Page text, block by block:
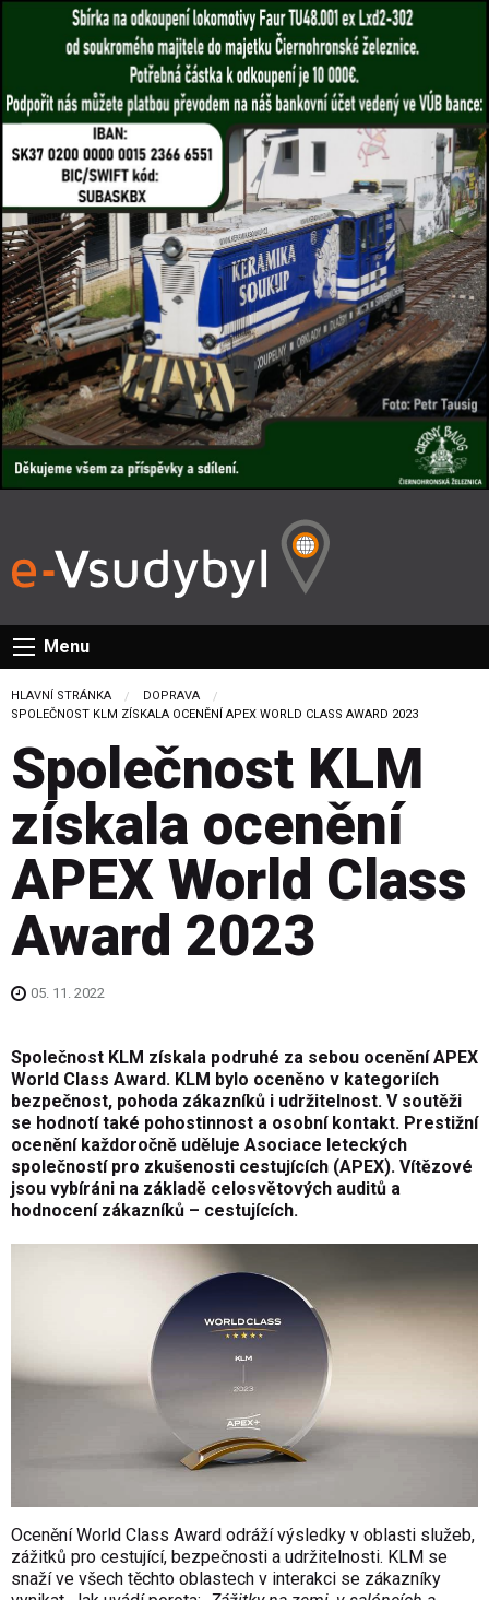
Menu
HLAVNÍ STRÁNKA
DOPRAVA
CURRENT:
SPOLEČNOST KLM ZÍSKALA OCENĚNÍ APEX WORLD CLASS AWARD 2023
Společnost KLM
získala ocenění
APEX World Class
Award 2023
05. 11. 2022
Společnost KLM získala podruhé za sebou ocenění APEX
World Class Award. KLM bylo oceněno v kategoriích
bezpečnost, pohoda zákazníků i udržitelnost. V soutěži
se hodnotí také pohostinnost a osobní kontakt. Prestižní
ocenění každoročně uděluje Asociace leteckých
společností pro zkušenosti cestujících (APEX). Vítězové
jsou vybíráni na základě celosvětových auditů a
hodnocení zákazníků – cestujících.
Ocenění World Class Award odráží výsledky v oblasti služeb,
zážitků pro cestující, bezpečnosti a udržitelnosti. KLM se
snaží ve všech těchto oblastech v interakci se zákazníky